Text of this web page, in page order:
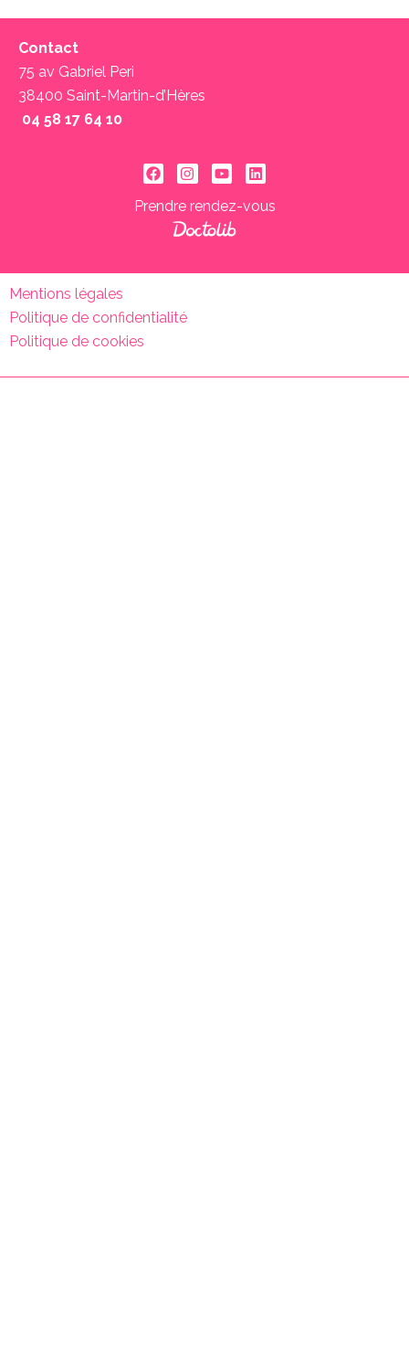
Contact
75 av Gabriel Peri
38400 Saint-Martin-d’Hères
04 58 17 64 10 ‬
Prendre rendez-vous
Mentions légales
Politique de confidentialité
Politique de cookies